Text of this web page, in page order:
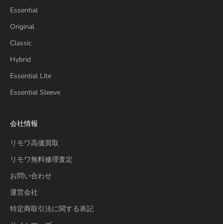
Essential
Original
Classic
Hybrid
Essential Lite
Essential Sleeve
会社情報
リモワ高価買取
リモワ無料修理査定
お問い合わせ
運営会社
特定商取引法に関する表記